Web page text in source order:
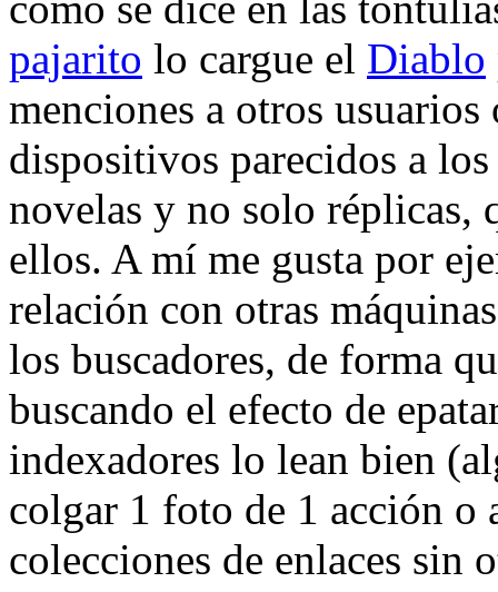
pajarito lo cargue el Diablo
menciones a otros usuarios
dispositivos parecidos a
novelas y no solo réplicas,
ellos. A mí me gusta por
relación con otras
los buscadores, de forma
buscando el efecto de
indexadores lo lean bien
colgar 1 foto de 1 acción o
colecciones de enlaces sin